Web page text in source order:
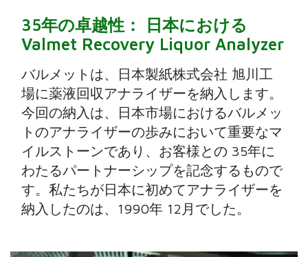
35年の卓越性： 日本における
Valmet Recovery Liquor Analyzer
バルメットは、日本製紙株式会社 旭川工
場に薬液回収アナライザーを納入します。
今回の納入は、日本市場におけるバルメッ
トのアナライザーの歩みにおいて重要なマ
イルストーンであり、お客様との 35年に
わたるパートナーシップを記念するもので
す。私たちが日本に初めてアナライザーを
納入したのは、1990年 12月でした。